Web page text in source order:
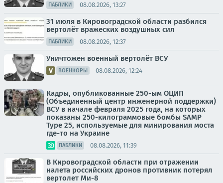
ПАБЛИКИ 08.08.2026, 13:27
31 июля в Кировоградской области разбился
вертолёт вражеских воздушных сил
ПАБЛИКИ 08.08.2026, 12:37
Уничтожен военный вертолёт ВСУ
ВОЕНКОРЫ 08.08.2026, 12:24
Кадры, опубликованные 250-ым ОЦИП
(Объединенный центр инженерной поддержки)
ВСУ в начале февраля 2025 года, на которых
показаны 250-килограммовые бомбы SAMP
Type 25, используемые для минирования моста
где-то на Украине
ПАБЛИКИ 08.08.2026, 11:39
В Кировоградской области при отражении
налета российских дронов противник потерял
вертолет Ми-8